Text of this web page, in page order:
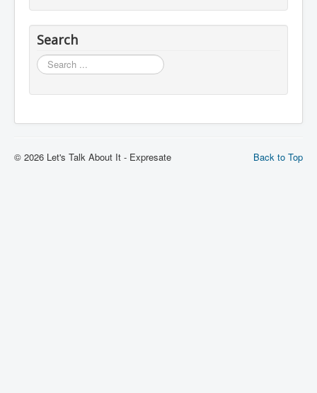
Search
Search
Back to Top
© 2026 Let's Talk About It - Expresate